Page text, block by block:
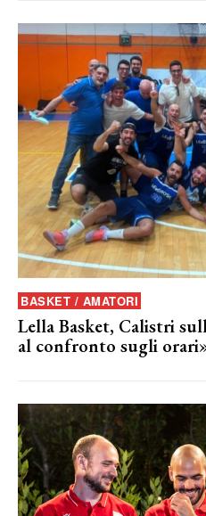
BASKET / AMATORI
Lella Basket, Calistri
al confronto sugli